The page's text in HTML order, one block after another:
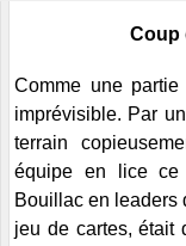
Coup
Comme une
imprévisible. Par
terrain
équipe en lice ce
Bouillac en leaders
jeu de cartes, était